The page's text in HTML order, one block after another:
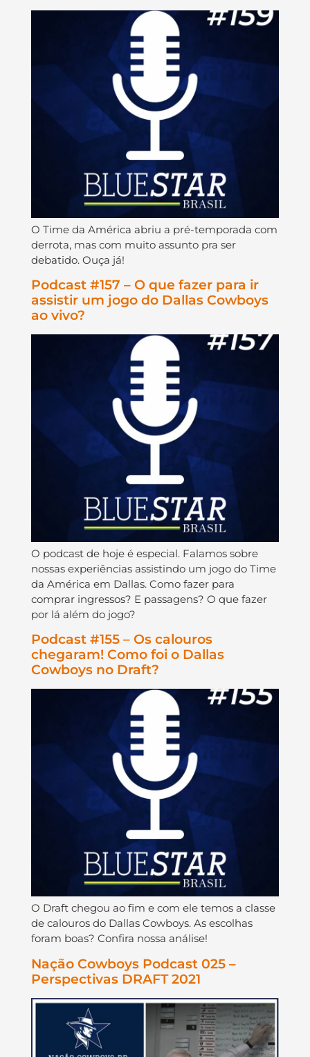
O Time da América abriu a pré-temporada com
derrota, mas com muito assunto pra ser
debatido. Ouça já!
Podcast #157 – O que fazer para ir
assistir um jogo do Dallas Cowboys
ao vivo?
O podcast de hoje é especial. Falamos sobre
nossas experiências assistindo um jogo do Time
da América em Dallas. Como fazer para
comprar ingressos? E passagens? O que fazer
por lá além do jogo?
Podcast #155 – Os calouros
chegaram! Como foi o Dallas
Cowboys no Draft?
O Draft chegou ao fim e com ele temos a classe
de calouros do Dallas Cowboys. As escolhas
foram boas? Confira nossa análise!
Nação Cowboys Podcast 025 –
Perspectivas DRAFT 2021